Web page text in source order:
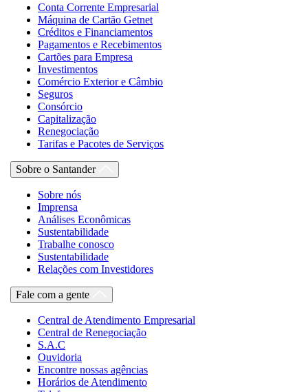
Conta Corrente Empresarial
Máquina de Cartão Getnet
Créditos e Financiamentos
Pagamentos e Recebimentos
Cartões para Empresa
Investimentos
Comércio Exterior e Câmbio
Seguros
Consórcio
Capitalização
Renegociação
Tarifas e Pacotes de Serviços
Sobre o Santander
Sobre nós
Imprensa
Análises Econômicas
Sustentabilidade
Trabalhe conosco
Sustentabilidade
Relações com Investidores
Fale com a gente
Central de Atendimento Empresarial
Central de Renegociação
S.A.C
Ouvidoria
Encontre nossas agências
Horários de Atendimento